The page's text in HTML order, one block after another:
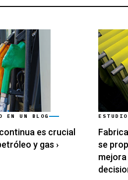
EN UN BLOG
es crucial
y gas ›
se